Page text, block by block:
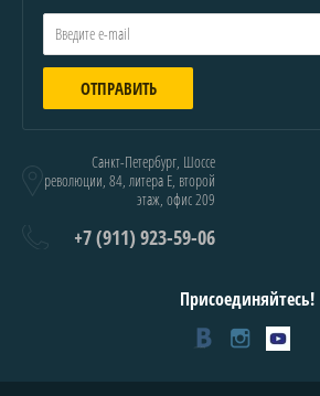
ОТПРАВИТЬ
Санкт-Петербург, Шоссе
революции, 84, литера Е, второй
этаж, офис 209
+7 (911) 923-59-06
Присоединяйтесь!